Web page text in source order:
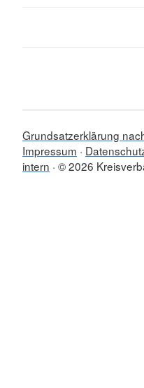
Grundsatzerklärung
Impressum
intern © 2026